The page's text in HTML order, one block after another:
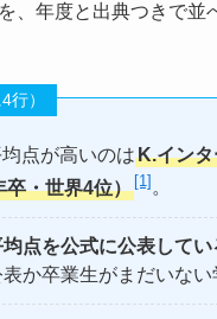
、年度と出典つきで並
行）
点が高いのはK.イン
卒・世界4位） [1] 。
均点を公式に公表して
か卒業生がまだいない